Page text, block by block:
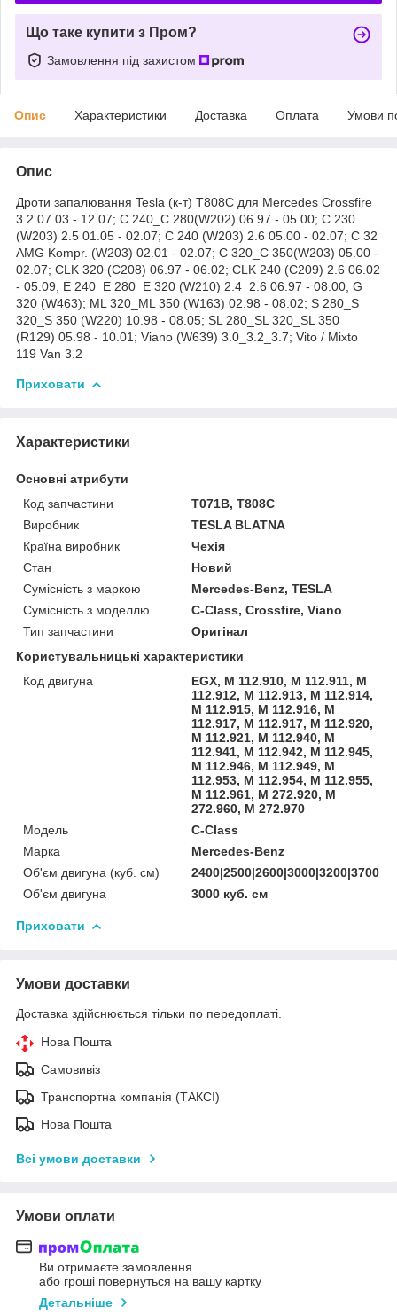
Що таке купити з Пром?
Замовлення під захистом
Опис Характеристики Доставка Оплата Умови
Опис
Дроти запалювання Tesla (к-т) T808C для Mercedes Crossfire
3.2 07.03 - 12.07; C 240_C 280(W202) 06.97 - 05.00; C 230
(W203) 2.5 01.05 - 02.07; C 240 (W203) 2.6 05.00 - 02.07; C 32
AMG Kompr. (W203) 02.01 - 02.07; C 320_C 350(W203) 05.00 -
02.07; CLK 320 (C208) 06.97 - 06.02; CLK 240 (C209) 2.6 06.02
- 05.09; E 240_E 280_E 320 (W210) 2.4_2.6 06.97 - 08.00; G
320 (W463); ML 320_ML 350 (W163) 02.98 - 08.02; S 280_S
320_S 350 (W220) 10.98 - 08.05; SL 280_SL 320_SL 350
(R129) 05.98 - 10.01; Viano (W639) 3.0_3.2_3.7; Vito / Mixto
119 Van 3.2
Приховати
Характеристики
Основні атрибути
Код запчастини
T071B, T808C
Виробник
TESLA BLATNA
Країна виробник
Чехія
Стан
Новий
Сумісність з маркою
Mercedes-Benz, TESLA
Сумісність з моделлю
C-Class, Crossfire, Viano
Тип запчастини
Оригінал
Користувальницькі характеристики
Код двигуна
EGX, M 112.910, M 112.911, M
112.912, M 112.913, M 112.914,
M 112.915, M 112.916, M
112.917, M 112.917, M 112.920,
M 112.921, M 112.940, M
112.941, M 112.942, M 112.945,
M 112.946, M 112.949, M
112.953, M 112.954, M 112.955,
M 112.961, M 272.920, M
272.960, M 272.970
Мoдель
C-Class
Марка
Mercedes-Benz
Об'єм двигуна (куб. см)
2400|2500|2600|3000|3200|3700
Об'єм двигуна
3000 куб. cм
Приховати
Умови доставки
Доставка здійснюється тільки по передоплаті.
Нова Пошта
Самовивіз
Транспортна компанія (ТАКСІ)
Нова Пошта
Всі умови доставки
Умови оплати
Ви отримаєте замовлення
або гроші повернуться на вашу картку
Детальніше